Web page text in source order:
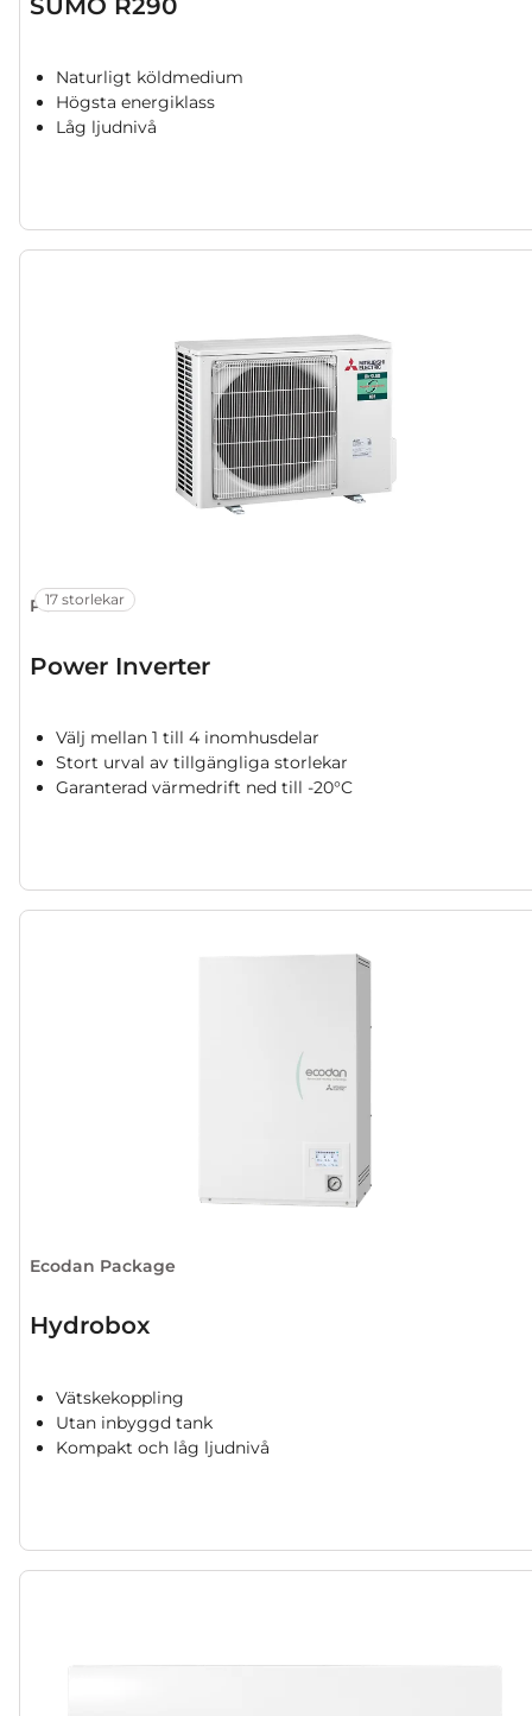
Naturligt köldmedium
Högsta energiklass
Låg ljudnivå
17 storlekar
PUZ-ZM
Power Inverter
Välj mellan 1 till 4 inomhusdelar
Stort urval av tillgängliga storlekar
Garanterad värmedrift ned till -20°C
Ecodan Package
Hydrobox
Vätskekoppling
Utan inbyggd tank
Kompakt och låg ljudnivå